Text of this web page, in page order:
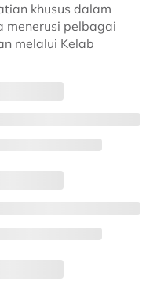
khusus dalam
menerusi pelbagai
melalui Kelab